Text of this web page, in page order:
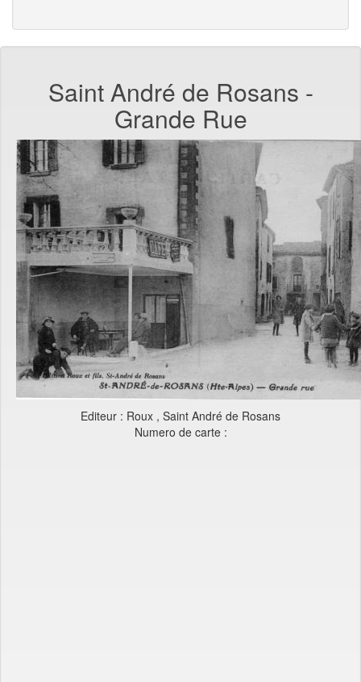
Saint André de Rosans -
Grande Rue
Editeur : Roux , Saint André de Rosans
Numero de carte :